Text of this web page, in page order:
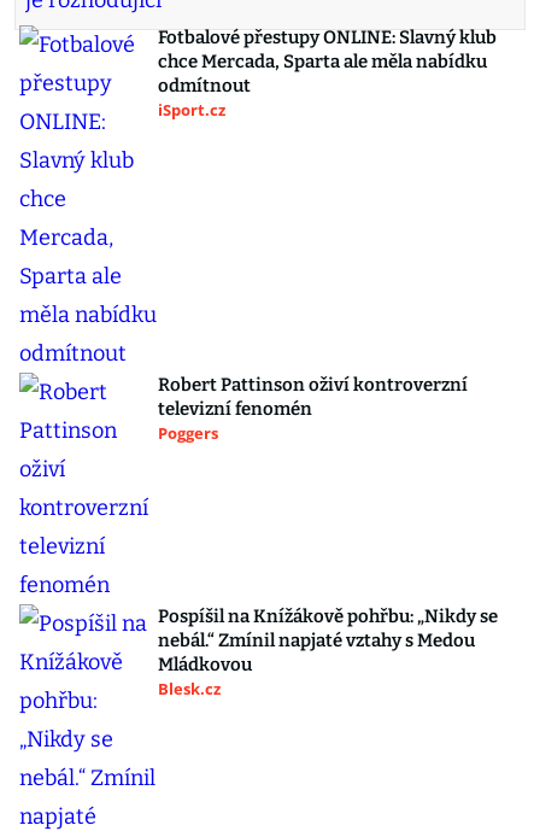
Fotbalové přestupy ONLINE: Slavný klub
chce Mercada, Sparta ale měla nabídku
odmítnout
iSport.cz
Robert Pattinson oživí kontroverzní
televizní fenomén
Poggers
Pospíšil na Knížákově pohřbu: „Nikdy se
nebál.“ Zmínil napjaté vztahy s Medou
Mládkovou
Blesk.cz